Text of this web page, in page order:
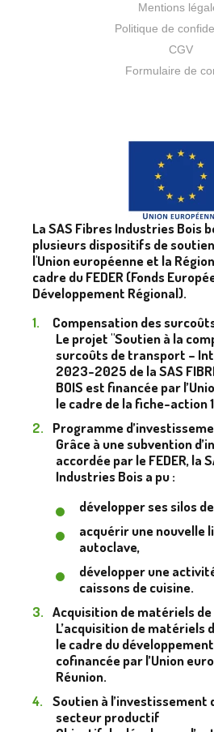
Mentions
Politique de
CGV
Formulaire de
La SAS Fibres Industries Bois
plusieurs dispositifs de
l'Union européenne et la
cadre du FEDER (Fonds
Développement Régional).
Compensation des
Le projet "Soutien à la
surcoûts de transport –
2023-2025 de la SAS
BOIS est financée par
le cadre de la fiche-action
Programme
Grâce à une subvention
accordée par le FEDER, la
Industries Bois a pu :
développer ses silos
acquérir une nouvelle
autoclave,
développer une
caissons de cuisine.
Acquisition de matériels
L’acquisition de matériels
le cadre du
cofinancée par l’Union
Réunion.
Soutien à l’investissement
secteur productif